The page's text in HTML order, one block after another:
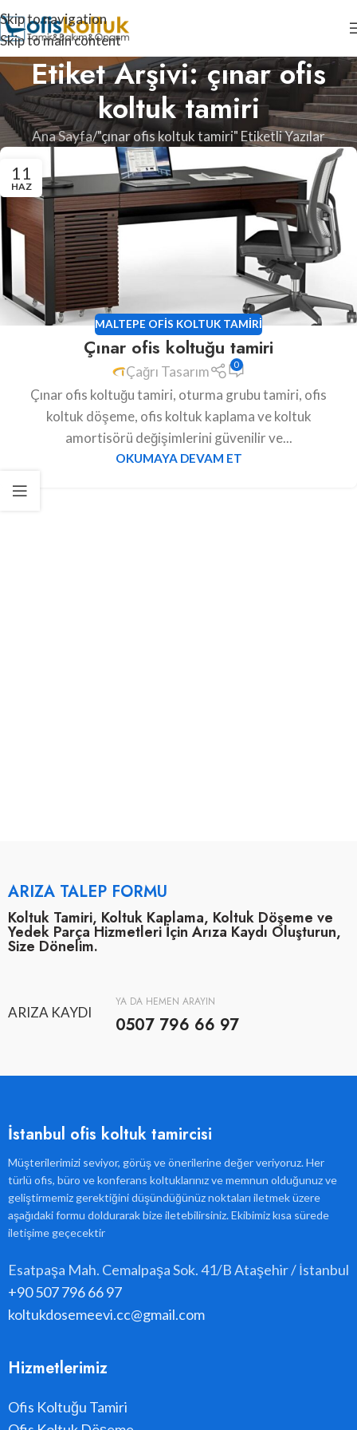
Skip to navigation
Skip to main content
Etiket Arşivi: çınar ofis
koltuk tamiri
Ana Sayfa "çınar ofis koltuk tamiri" Etiketli Yazılar
11
HAZ
MALTEPE OFIS KOLTUK TAMIRI
Çınar ofis koltuğu tamiri
Çağrı Tasarım 0
Çınar ofis koltuğu tamiri, oturma grubu tamiri, ofis
koltuk döşeme, ofis koltuk kaplama ve koltuk
amortisörü değişimlerini güvenilir ve...
OKUMAYA DEVAM ET
ARIZA TALEP FORMU
Koltuk Tamiri, Koltuk Kaplama, Koltuk Döşeme ve
Yedek Parça Hizmetleri İçin Arıza Kaydı Oluşturun,
Size Dönelim.
ARIZA KAYDI
YA DA HEMEN ARAYIN
0507 796 66 97
İstanbul ofis koltuk tamircisi
Müşterilerimizi seviyor, görüş ve önerilerine değer veriyoruz. Her
türlü ofis, büro ve konferans koltuklarınız ve memnun olduğunuz ve
geliştirmemiz gerektiğini düşündüğünüz noktaları iletmek üzere
aşağıdaki formu doldurarak bize iletebilirsiniz. Ekibimiz kısa sürede
iletişime geçecektir
Esatpaşa Mah. Cemalpaşa Sok. 41/B Ataşehir / İstanbul
+90 507 796 66 97
koltukdosemeevi.cc@gmail.com
Hizmetlerimiz
Ofis Koltuğu Tamiri